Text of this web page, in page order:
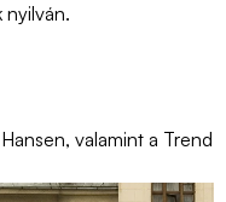
valamint a Trend